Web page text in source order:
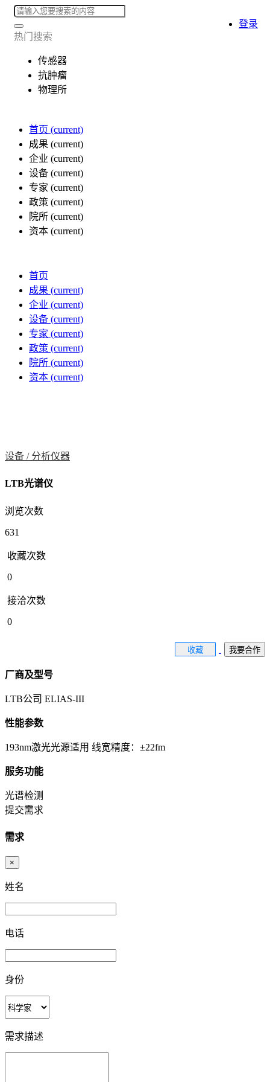
热门搜索
传感器
抗肿瘤
物理所
首页 (current)
成果 (current)
企业 (current)
设备 (current)
专家 (current)
政策 (current)
院所 (current)
资本 (current)
登录
首页
成果 (current)
企业 (current)
设备 (current)
专家 (current)
政策 (current)
院所 (current)
资本 (current)
设备 / 分析仪器
LTB光谱仪
浏览次数
631
收藏次数
0
接洽次数
0
收藏 我要合作
厂商及型号
LTB公司 ELIAS-III
性能参数
193nm激光光源适用 线宽精度：±22fm
服务功能
光谱检测
提交需求
需求
×
姓名
电话
身份
需求描述